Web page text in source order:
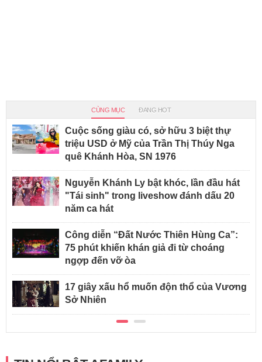
CÙNG MỤC ĐANG HOT
Cuộc sống giàu có, sở hữu 3 biệt thự
triệu USD ở Mỹ của Trần Thị Thúy Nga
quê Khánh Hòa, SN 1976
Nguyễn Khánh Ly bật khóc, lần đầu hát
"Tái sinh" trong liveshow đánh dấu 20
năm ca hát
Công diễn “Đất Nước Thiên Hùng Ca”:
75 phút khiến khán giả đi từ choáng
ngợp đến vỡ òa
17 giây xấu hổ muốn độn thổ của Vương
Sở Nhiên